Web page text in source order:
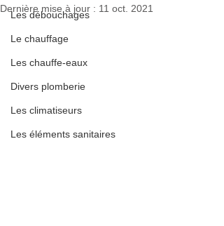
Les débouchages
Le chauffage
Les chauffe-eaux
Divers plomberie
Les climatiseurs
Les éléments sanitaires
Dernière mise à jour : 11 oct. 2021